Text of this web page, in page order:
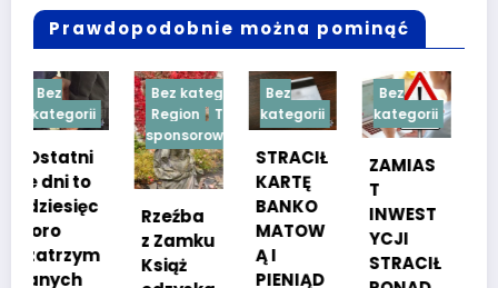
Prawdopodobnie można pominąć
Bez kategorii
Region
Treść
sponsorowana
Rzeźba
z Zamku
Książ
Bez
kategorii
STRACIŁ
KARTĘ
BANKO
MATOW
Ą I
PIENIĄD
Bez
kategorii
ZAMIAS
T
INWEST
YCJI
Bez
kategorii
TESTY
NOŚCIO
WE DLA
KANDYD
ATÓW